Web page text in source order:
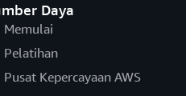
Daya
Memulai
Pelatihan
Pusat Kepercayaan AWS